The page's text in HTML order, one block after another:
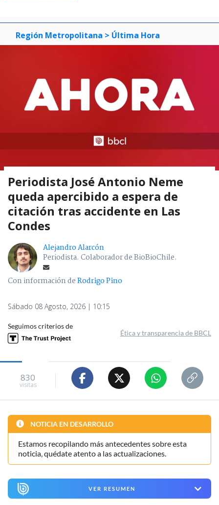
Región Metropolitana > Última Hora
Periodista José Antonio Neme
queda apercibido a espera de
citación tras accidente en Las
Condes
Alejandro Alarcón
Periodista. Colaborador de BioBioChile.
Con información deRodrigo Pino
Sábado 08 Agosto, 2026 | 10:15
Seguimos criterios de
Ética y transparencia de BBCL
830
visitas
NOTICIA EN DESARROLLO
Estamos recopilando más antecedentes sobre esta
noticia, quédate atento a las actualizaciones.
VER RESUMEN